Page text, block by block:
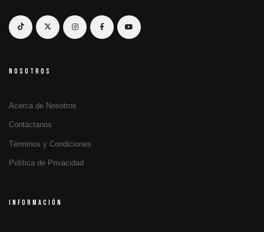
NOSOTROS
Acerca de Nosotros
Contáctanos
Términos y Condiciones
Política de Privacidad
INFORMACIÓN